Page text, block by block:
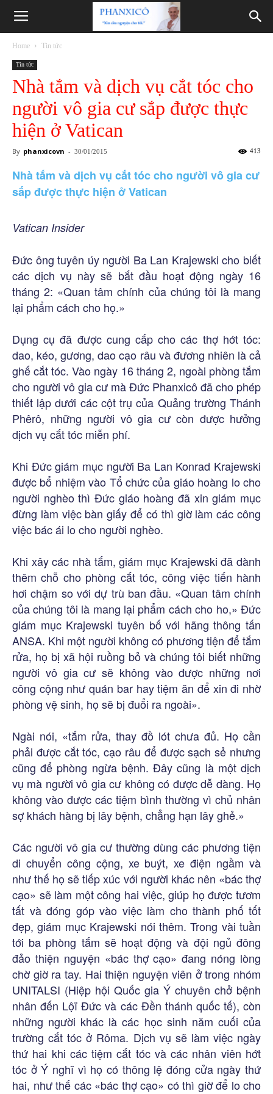
Phanxicô
Home Tin tức
Tin tức
Nhà tắm và dịch vụ cắt tóc cho
người vô gia cư sắp được thực
hiện ở Vatican
By phanxicovn - 30/01/2015 413
Nhà tắm và dịch vụ cắt tóc cho người vô gia cư
sắp được thực hiện ở Vatican
Vatican Insider
Đức ông tuyên úy người Ba Lan Krajewski cho biết
các dịch vụ này sẽ bắt đầu hoạt động ngày 16
tháng 2: «Quan tâm chính của chúng tôi là mang
lại phẩm cách cho họ.»
Dụng cụ đã được cung cấp cho các thợ hớt tóc:
dao, kéo, gương, dao cạo râu và đương nhiên là cả
ghế cắt tóc. Vào ngày 16 tháng 2, ngoài phòng tắm
cho người vô gia cư mà Đức Phanxicô đã cho phép
thiết lập dưới các cột trụ của Quảng trường Thánh
Phêrô, những người vô gia cư còn được hưởng
dịch vụ cắt tóc miễn phí.
Khi Đức giám mục người Ba Lan Konrad Krajewski
được bổ nhiệm vào Tổ chức của giáo hoàng lo cho
người nghèo thì Đức giáo hoàng đã xin giám mục
đừng làm việc bàn giấy để có thì giờ làm các công
việc bác ái lo cho người nghèo.
Khi xây các nhà tắm, giám mục Krajewski đã dành
thêm chỗ cho phòng cắt tóc, công việc tiến hành
hơi chậm so với dự trù ban đầu. «Quan tâm chính
của chúng tôi là mang lại phẩm cách cho ho,» Đức
giám mục Krajewski tuyên bố với hãng thông tấn
ANSA. Khi một người không có phương tiện để tắm
rửa, họ bị xã hội ruồng bỏ và chúng tôi biết những
người vô gia cư sẽ không vào được những nơi
công cộng như quán bar hay tiệm ăn để xin đi nhờ
phòng vệ sinh, họ sẽ bị đuổi ra ngoài».
Ngài nói, «tắm rửa, thay đồ lót chưa đủ. Họ cần
phải được cắt tóc, cạo râu để được sạch sẻ nhưng
cũng để phòng ngừa bệnh. Đây cũng là một dịch
vụ mà người vô gia cư không có được dễ dàng. Họ
không vào được các tiệm bình thường vì chủ nhân
sợ khách hàng bị lây bệnh, chẳng hạn lây ghẻ.»
Các người vô gia cư thường dùng các phương tiện
di chuyển công cộng, xe buýt, xe điện ngầm và
như thế họ sẽ tiếp xúc với người khác nên «bác thợ
cạo» sẽ làm một công hai việc, giúp họ được tươm
tất và đóng góp vào việc làm cho thành phố tốt
đẹp, giám mục Krajewski nói thêm. Trong vài tuần
tới ba phòng tắm sẽ hoạt động và đội ngủ đông
đảo thiện nguyện «bác thợ cạo» đang nóng lòng
chờ giờ ra tay. Hai thiện nguyện viên ở trong nhóm
UNITALSI (Hiệp hội Quốc gia Ý chuyên chở bệnh
nhân đến Lộï Đức và các Đền thánh quốc tế), còn
những người khác là các học sinh năm cuối của
trường cắt tóc ở Rôma. Dịch vụ sẽ làm việc ngày
thứ hai khi các tiệm cắt tóc và các nhân viên hớt
tóc ở Ý nghĩ vì họ có thông lệ đóng cửa ngày thứ
hai, như thế các «bác thợ cạo» có thì giờ để lo cho